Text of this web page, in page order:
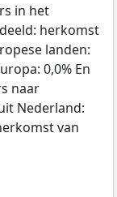
in het
herkomst
landen:
0,0% En
naar
Nederland:
van